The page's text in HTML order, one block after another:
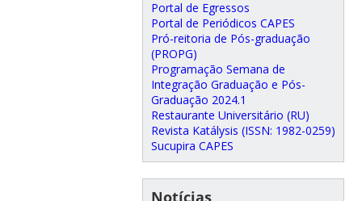
Portal de Egressos
Portal de Periódicos CAPES
Pró-reitoria de Pós-graduação
(PROPG)
Programação Semana de
Integração Graduação e Pós-
Graduação 2024.1
Restaurante Universitário (RU)
Revista Katálysis (ISSN: 1982-0259)
Sucupira CAPES
Notícias